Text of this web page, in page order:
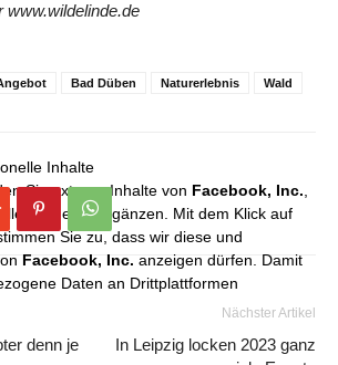
www.wildelinde.de
Bad Düben Naturerlebnis Wald
Inhalte
Sie externe Inhalte von Facebook, Inc.
Angebot ergänzen. Mit dem Klick auf
Sie zu, dass wir diese und
Facebook, Inc. anzeigen dürfen. Damit
Daten an Drittplattformen
denn je
Nächster Artikel
In Leipzig locken 2023 ganz